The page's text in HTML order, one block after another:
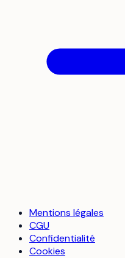
Mentions légales
CGU
Confidentialité
Cookies